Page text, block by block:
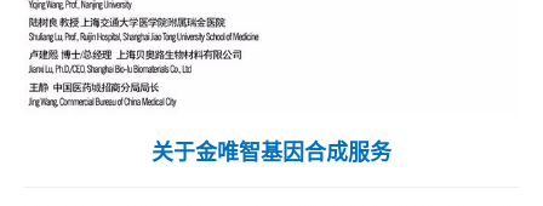
关于金唯智基因合成服务